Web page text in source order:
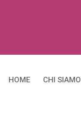
HOME CHI SIAMO